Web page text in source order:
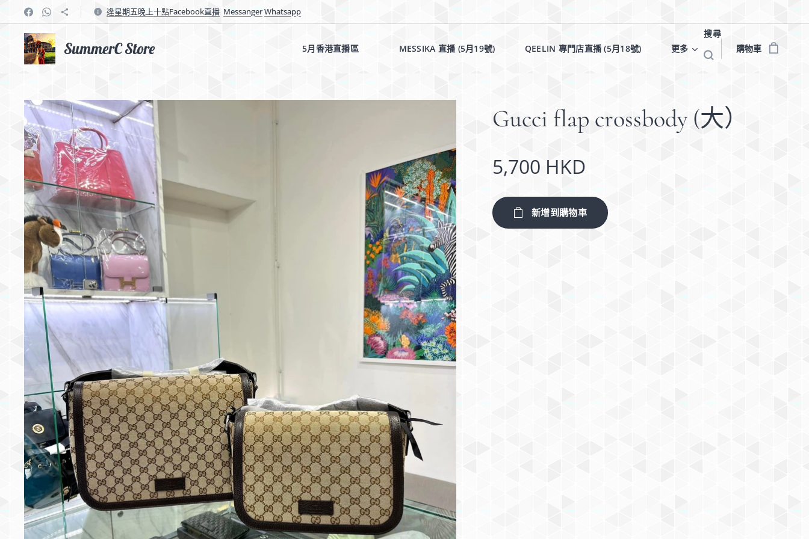
逢星期五晚上十點Facebook直播 MessangerWhatsapp
SummerC Store 5月香港直播區✨✨ MESSIKA 直播 (5月19號)✨ QEELIN 專門店直播 (5月18號)✨ 更多
搜尋
購物車
Gucci flap crossbody (大）
5,700 HKD
新增到購物車